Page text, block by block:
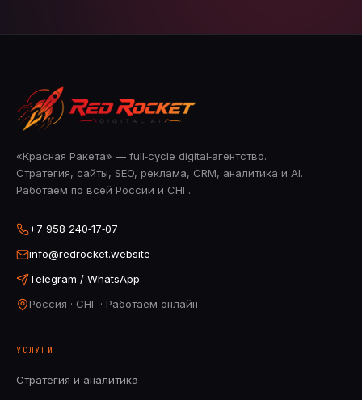
«Красная Ракета» — full‑cycle digital‑агентство.
Стратегия, сайты, SEO, реклама, CRM, аналитика и AI.
Работаем по всей России и СНГ.
+7 958 240‑17‑07
info@redrocket.website
Telegram / WhatsApp
Россия · СНГ · Работаем онлайн
УСЛУГИ
Стратегия и аналитика